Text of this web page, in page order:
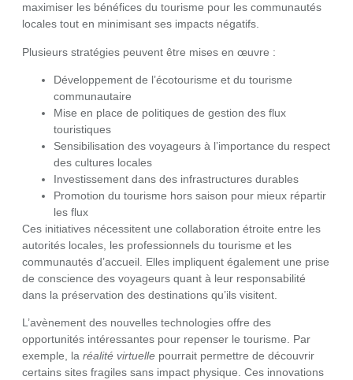
maximiser les bénéfices du tourisme pour les communautés
locales tout en minimisant ses impacts négatifs.
Plusieurs stratégies peuvent être mises en œuvre :
Développement de l’écotourisme et du tourisme
communautaire
Mise en place de politiques de gestion des flux
touristiques
Sensibilisation des voyageurs à l’importance du respect
des cultures locales
Investissement dans des infrastructures durables
Promotion du tourisme hors saison pour mieux répartir
les flux
Ces initiatives nécessitent une collaboration étroite entre les
autorités locales, les professionnels du tourisme et les
communautés d’accueil. Elles impliquent également une prise
de conscience des voyageurs quant à leur responsabilité
dans la préservation des destinations qu’ils visitent.
L’avènement des nouvelles technologies offre des
opportunités intéressantes pour repenser le tourisme. Par
exemple, la réalité virtuelle pourrait permettre de découvrir
certains sites fragiles sans impact physique. Ces innovations